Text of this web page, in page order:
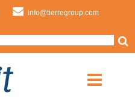
info@tierregroup.com